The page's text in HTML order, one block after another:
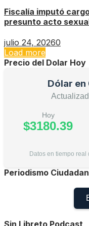
Fiscalía imputó
presunto acto
julio 24, 20260
Load more
Precio del Dolar Hoy
Dólar
Hoy
$3180.39
Datos en tiempo
Periodismo